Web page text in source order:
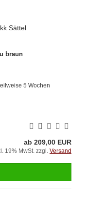
Sättel
braun
5 Wochen
ab 209,00 EUR
19% MwSt. zzgl. Versand